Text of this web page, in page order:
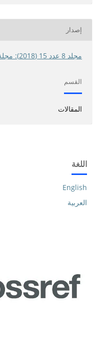
إصدار
مجلد 8 عدد 15 (2018): مجلة مداد الاداب العدد الخامس عشر
القسم
المقالات
اللغة
English
العربية